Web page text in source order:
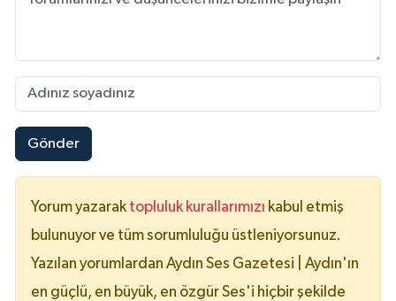
Gönder
Yorum yazaraktopluluk kurallarımızı kabul etmiş
bulunuyor ve tüm sorumluluğu üstleniyorsunuz.
Yazılan yorumlardan Aydın Ses Gazetesi | Aydın'ın
en güçlü, en büyük, en özgür Ses'i hiçbir şekilde